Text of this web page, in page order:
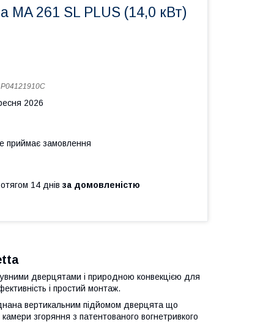
MA 261 SL PLUS (14,0 кВт)
P04121910C
2026
приймає замовлення
14 днів за домовленістю
дверцятами і природною конвекцією для
і простий монтаж.
вертикальним підйомом дверцята що
згоряння з патентованого вогнетривкого